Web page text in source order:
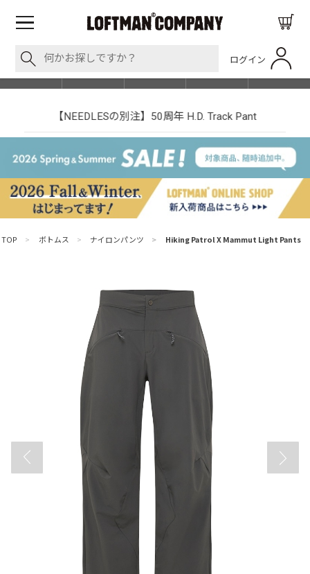
ログイン
SHOP LIST
【NEEDLESの別注】50周年 H.D. Track Pant
TOP > ボトムス > ナイロンパンツ > Hiking Patrol X Mammut Light Pants